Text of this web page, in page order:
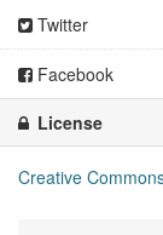
Twitter
Facebook
License
Creative